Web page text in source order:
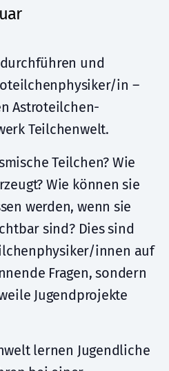
und
in –
Astroteilchen-
Teilchenwelt.
Teilchen? Wie
Wie können sie
werden, wenn sie
sind? Dies sind
innen auf
Fragen, sondern
Jugendprojekte
lernen Jugendliche